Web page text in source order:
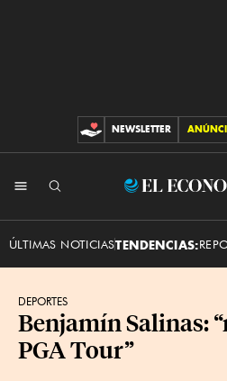
CONTRIBUCIONES
NEWSLETTER
El
ÚLTIMAS NOTICIASTENDENCIAS:
DEPORTES
Benjamín Salinas:
PGA Tour”